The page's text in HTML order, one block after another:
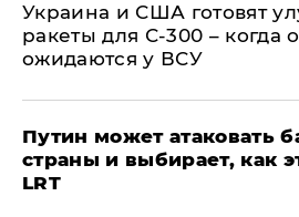
Украина и США готовят
ракеты для С-300 – когда
ожидаются у ВСУ
Путин может атаковать
страны и выбирает, как
LRT